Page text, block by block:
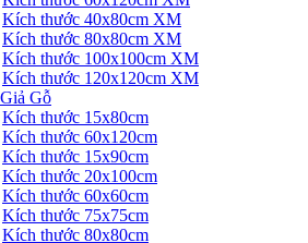
Kích thước 40x80cm XM
Kích thước 80x80cm XM
Kích thước 100x100cm XM
Kích thước 120x120cm XM
Gỗ
Kích thước 15x80cm
Kích thước 60x120cm
Kích thước 15x90cm
Kích thước 20x100cm
Kích thước 60x60cm
Kích thước 75x75cm
Kích thước 80x80cm